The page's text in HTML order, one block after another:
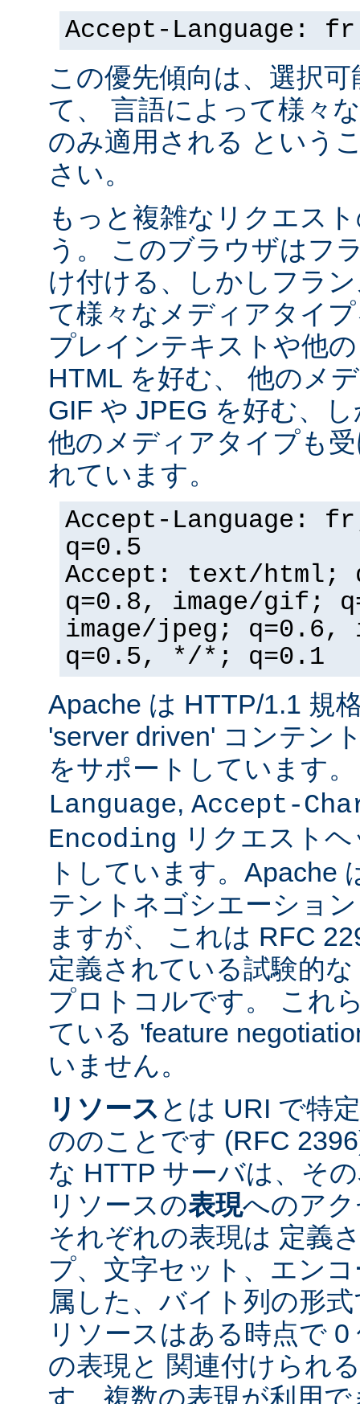
Accept-Language: fr
この優先傾向は、選択
て、 言語によって様々
のみ適用される という
さい。
もっと複雑なリクエス
う。 このブラウザはフ
け付ける、しかしフラ
て様々なメディアタイ
プレインテキストや他
HTML を好む、 他のメ
GIF や JPEG を好む、
他のメディアタイプも
れています。
Accept-Language:
q=0.5
Accept: text/html;
q=0.8, image/gif;
image/jpeg; q=0.6,
q=0.5, */*; q=0.1
Apache は HTTP/1.1 規
'server driven' コンテン
をサポートしています
Language, Accept-
Encoding リクエスト
トしています。Apache
テントネゴシエーショ
ますが、 これは RFC
定義されている試験的
プロトコルです。 これ
ている 'feature
いません。
リソース とは URI で特
ののことです (RFC
な HTTP サーバは、そ
リソースの表現へのア
それぞれの表現は 定義
プ、文字セット、エン
属した、バイト列の形
リソースはある時点で
の表現と 関連付けられ
す。複数の表現が利用